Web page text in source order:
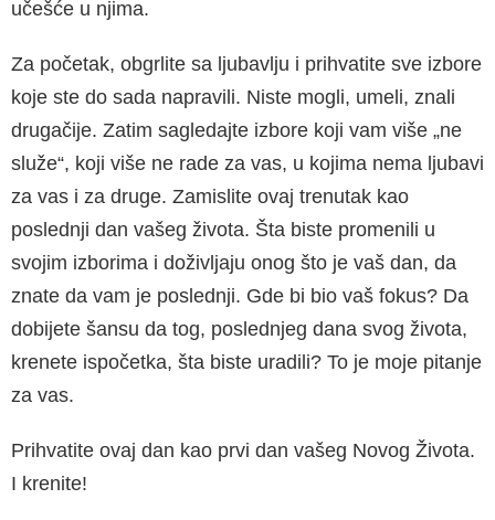
učešće u njima.
Za početak, obgrlite sa ljubavlju i prihvatite sve izbore
koje ste do sada napravili. Niste mogli, umeli, znali
drugačije. Zatim sagledajte izbore koji vam više „ne
služe“, koji više ne rade za vas, u kojima nema ljubavi
za vas i za druge. Zamisli­te ovaj trenutak kao
poslednji dan vašeg života. Šta biste promenili u
svojim izborima i doživljaju onog što je vaš dan, da
znate da vam je poslednji. Gde bi bio vaš fokus? Da
dobijete šansu da tog, poslednjeg dana svog života,
krenete ispočetka, šta biste uradili? To je moje pitanje
za vas.
Prihvatite ovaj dan kao prvi dan vašeg Novog Ži­vota.
I krenite!